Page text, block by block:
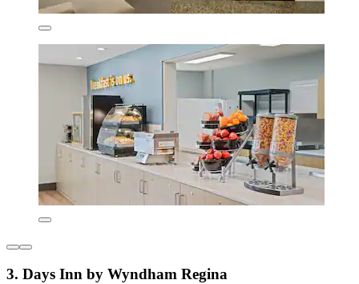
3. Days Inn by Wyndham Regina